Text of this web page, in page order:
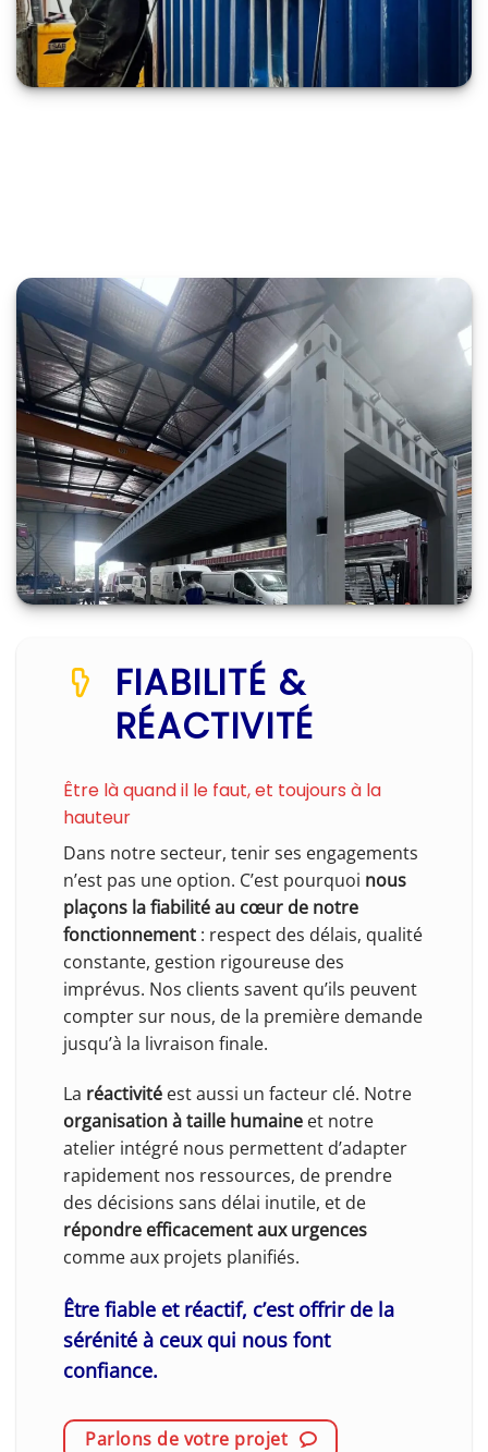
FIABILITÉ &
RÉACTIVITÉ
Être là quand il le faut, et toujours à la
hauteur
Dans notre secteur, tenir ses engagements
n’est pas une option. C’est pourquoi nous
plaçons la fiabilité au cœur de notre
fonctionnement: respect des délais, qualité
constante, gestion rigoureuse des
imprévus. Nos clients savent qu’ils peuvent
compter sur nous, de la première demande
jusqu’à la livraison finale.
La réactivitéest aussi un facteur clé. Notre
organisation à taille humaineet notre
atelier intégré nous permettent d’adapter
rapidement nos ressources, de prendre
des décisions sans délai inutile, et de
répondre efficacement aux urgences
comme aux projets planifiés.
Être fiable et réactif, c’est offrir de la
sérénité à ceux qui nous font
confiance.
Parlons de votre projet